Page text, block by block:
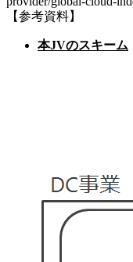
【参考資料】
本JVのスキーム